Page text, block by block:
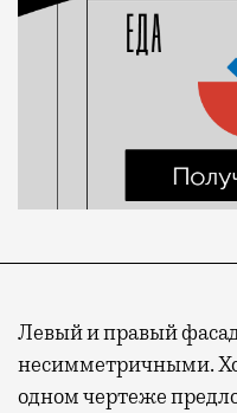
Левый и правый
несимметричными.
одном чертеже